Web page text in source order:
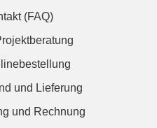
(FAQ)
und Lieferung
und Rechnung